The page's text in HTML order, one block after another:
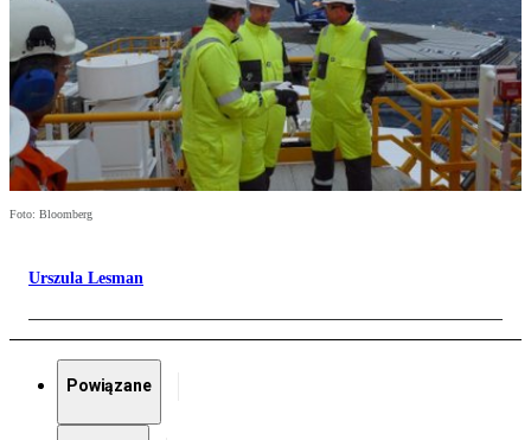
Foto: Bloomberg
Urszula Lesman
Powiązane